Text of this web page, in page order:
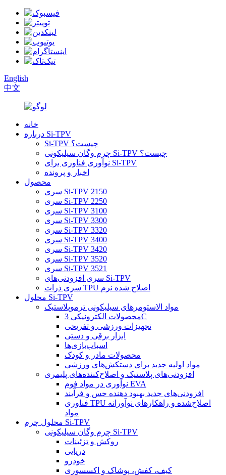
English
中文
خانه
درباره Si-TPV
Si-TPV چیست؟
چرم وگان سیلیکونی Si-TPV چیست؟
نوآوری فناوری برای Si-TPV
اخبار و پرونده
محصول
سری Si-TPV 2150
سری Si-TPV 2250
سری Si-TPV 3100
سری Si-TPV 3300
سری Si-TPV 3320
سری Si-TPV 3400
سری Si-TPV 3420
سری Si-TPV 3520
سری Si-TPV 3521
سری افزودنی‌های Si-TPV
سری ذرات TPU اصلاح شده نرم
محلول Si-TPV
مواد الاستومرهای سیلیکونی ترموپلاستیک
محصولات الکترونیکی 3C
تجهیزات ورزشی و تفریحی
ابزار برقی و دستی
اسباب‌بازی‌ها
محصولات مادر و کودک
مواد اولیه جدید برای دستکش‌های ورزشی
افزودنی‌های پلاستیک و اصلاح‌کننده‌های پلیمری
نوآوری در مواد فوم EVA
افزودنی‌های جدید بهبود دهنده حس و فرآیند
فناوری TPU اصلاح‌شده و راهکارهای نوآورانه
مواد
محلول چرم Si-TPV
چرم وگان سیلیکونی Si-TPV
روکش و تزئینات
دریایی
خودرو
کیف، کفش، پوشاک و اکسسوری